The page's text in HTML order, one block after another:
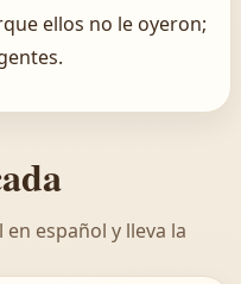
ellos no le oyeron;
español y lleva la